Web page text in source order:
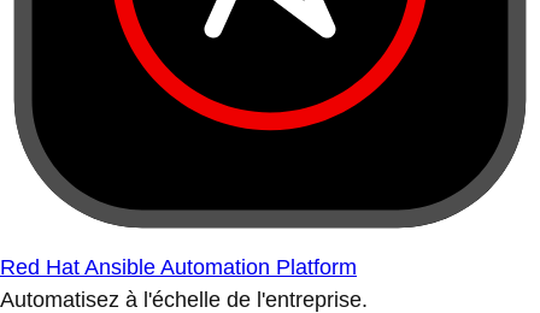
Red Hat Ansible Automation Platform
Automatisez à l'échelle de l'entreprise.